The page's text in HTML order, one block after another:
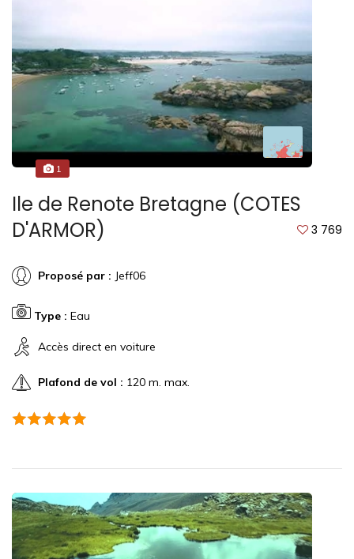
1
Ile de Renote Bretagne (COTES
D'ARMOR)
3 769
Proposé par : Jeff06
Type : Eau
Accès direct en voiture
Plafond de vol : 120 m. max.